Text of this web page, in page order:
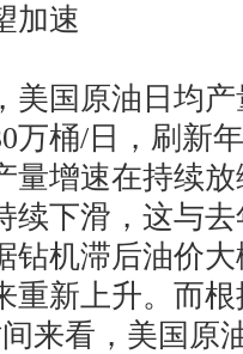
速
国原油日均产
万桶/日，刷新
量增速在持续
续下滑，这与
钻机滞后油价
重新上升。而
来看，美国原